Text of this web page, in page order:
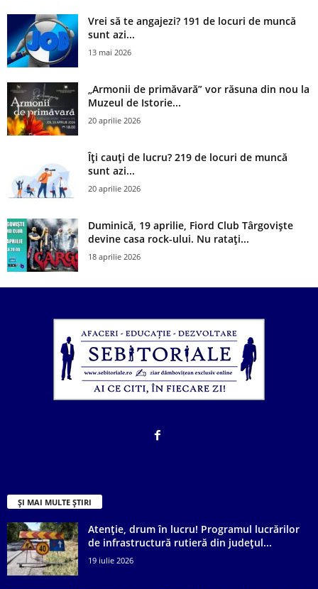
Vrei să te angajezi? 191 de locuri de muncă
sunt azi...
13 mai 2026
„Armonii de primăvară” vor răsuna din nou la
Muzeul de Istorie...
20 aprilie 2026
Îți cauți de lucru? 219 de locuri de muncă
sunt azi...
20 aprilie 2026
Duminică, 19 aprilie, Fiord Club Târgoviște
devine casa rock-ului. Nu ratați...
18 aprilie 2026
ȘI MAI MULTE ȘTIRI
Atenție, drum în lucru! Programul lucrărilor
de infrastructură rutieră din județul...
19 iulie 2026